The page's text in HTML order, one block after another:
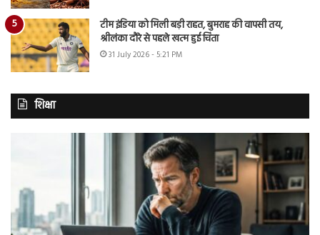
टीम इंडिया को मिली बड़ी राहत, बुमराह की वापसी तय,
श्रीलंका दौरे से पहले खत्म हुई चिंता
31 July 2026 - 5:21 PM
शिक्षा